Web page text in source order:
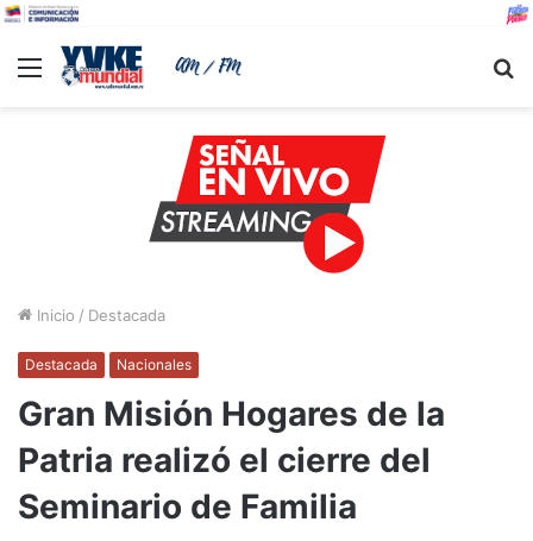
Menu
Inicio / Destacada
Destacada Nacionales
Gran Misión Hogares de la
Patria realizó el cierre del
Seminario de Familia